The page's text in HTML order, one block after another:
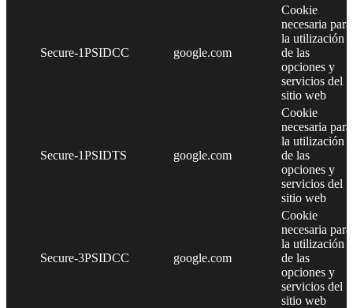
Secure-1PSIDCC google.com
Cookie
necesaria para
la utilización
de las
opciones y
servicios del
sitio web
Secure-1PSIDTS google.com
Cookie
necesaria para
la utilización
de las
opciones y
servicios del
sitio web
Secure-3PSIDCC google.com
Cookie
necesaria para
la utilización
de las
opciones y
servicios del
sitio web